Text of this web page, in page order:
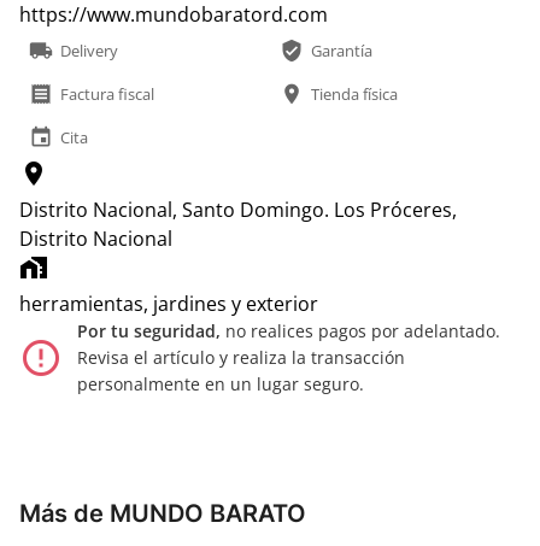
https://www.mundobaratord.com
local_shipping Delivery verified_user Garantía
receipt Factura fiscal location_on Tienda física
event Cita
location_on
Distrito Nacional, Santo Domingo. Los Próceres,
Distrito Nacional
home_work
herramientas, jardines y exterior
error_outline
Por tu seguridad, no realices pagos por adelantado.
Revisa el artículo y realiza la transacción
personalmente en un lugar seguro.
Más de MUNDO BARATO